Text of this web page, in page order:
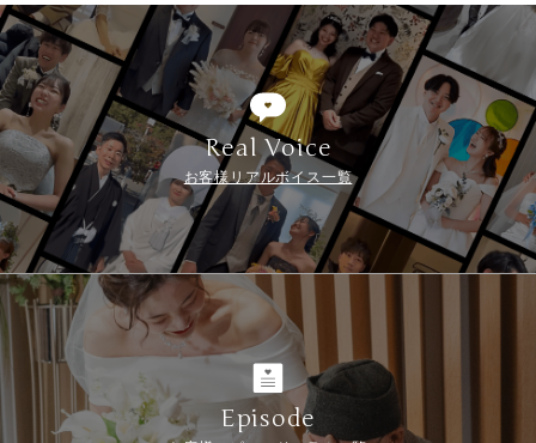
Real Voice
お客様リアルボイス一覧
Episode